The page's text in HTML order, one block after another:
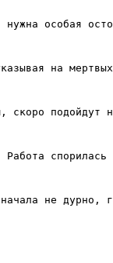
особая
на
скоро подойдут
не дурно,